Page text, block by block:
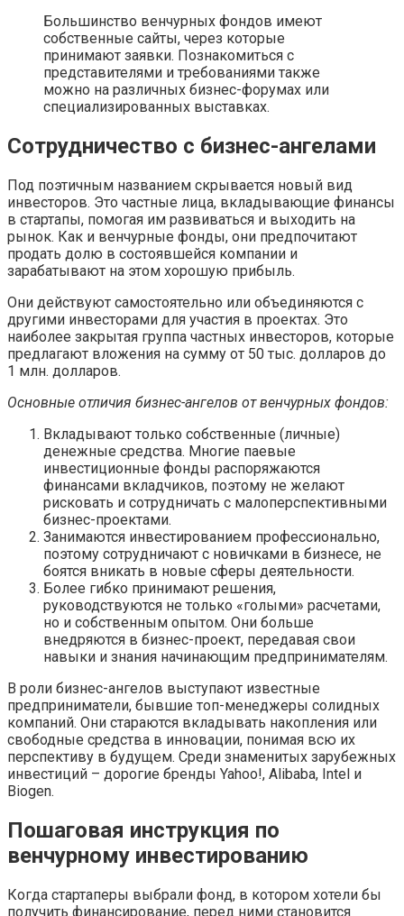
Большинство венчурных фондов имеют
собственные сайты, через которые
принимают заявки. Познакомиться с
представителями и требованиями также
можно на различных бизнес-форумах или
специализированных выставках.
Сотрудничество с бизнес-ангелами
Под поэтичным названием скрывается новый вид
инвесторов. Это частные лица, вкладывающие финансы
в стартапы, помогая им развиваться и выходить на
рынок. Как и венчурные фонды, они предпочитают
продать долю в состоявшейся компании и
зарабатывают на этом хорошую прибыль.
Они действуют самостоятельно или объединяются с
другими инвесторами для участия в проектах. Это
наиболее закрытая группа частных инвесторов, которые
предлагают вложения на сумму от 50 тыс. долларов до
1 млн. долларов.
Основные отличия бизнес-ангелов от венчурных фондов:
Вкладывают только собственные (личные)
денежные средства. Многие паевые
инвестиционные фонды распоряжаются
финансами вкладчиков, поэтому не желают
рисковать и сотрудничать с малоперспективными
бизнес-проектами.
Занимаются инвестированием профессионально,
поэтому сотрудничают с новичками в бизнесе, не
боятся вникать в новые сферы деятельности.
Более гибко принимают решения,
руководствуются не только «голыми» расчетами,
но и собственным опытом. Они больше
внедряются в бизнес-проект, передавая свои
навыки и знания начинающим предпринимателям.
В роли бизнес-ангелов выступают известные
предприниматели, бывшие топ-менеджеры солидных
компаний. Они стараются вкладывать накопления или
свободные средства в инновации, понимая всю их
перспективу в будущем. Среди знаменитых зарубежных
инвестиций – дорогие бренды Yahoo!, Alibaba, Intel и
Biogen.
Пошаговая инструкция по
венчурному инвестированию
Когда стартаперы выбрали фонд, в котором хотели бы
получить финансирование, перед ними становится